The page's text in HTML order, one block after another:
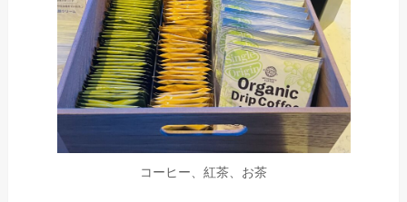
コーヒー、紅茶、お茶